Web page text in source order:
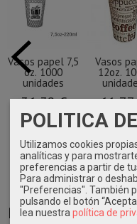
Marcas
Vasos papel 7,5
oz. 1000
unidades
36,32 €
Vasos
12oz.
POLITICA
Utilizamos cookies
analíticas y para
preferencias a partir de
Para administrar o
"Preferencias". También
pulsando el botón
lea nuestrapolítica de